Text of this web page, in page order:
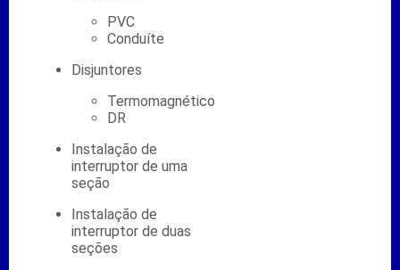
PVC
Conduíte
Disjuntores
Termomagnético
DR
Instalação de
interruptor de uma
seção
Instalação de
interruptor de duas
seções